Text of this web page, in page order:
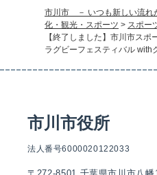
市川市 － いつも新しい流れ
化・観光・スポーツ > スポー
【終了しました】市川市ス
ラグビーフェスティバル with
市川市役所
法人番号6000020122033